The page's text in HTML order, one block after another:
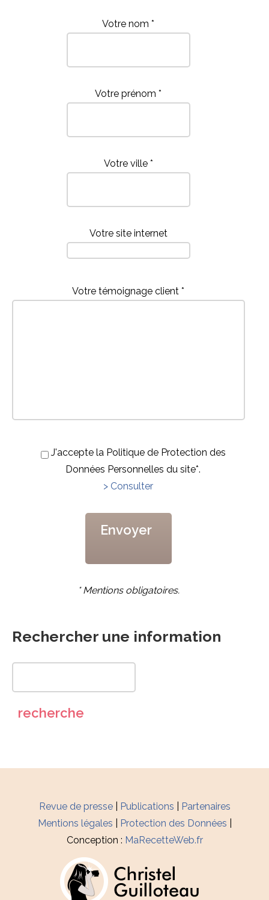
Votre nom *
Votre prénom *
Votre ville *
Votre site internet
Votre témoignage client *
J'accepte la Politique de Protection des
Données Personnelles du site*.
> Consulter
* Mentions obligatoires.
Rechercher une information
Revue de presse| Publications
Partenaires
Mentions légales
Protection des Données
Conception : MaRecetteWeb.fr